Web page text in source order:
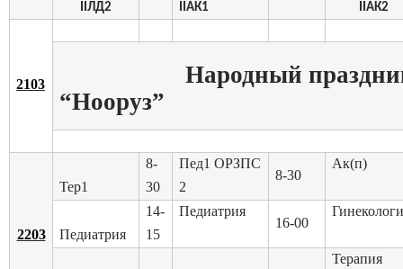
IIЛД2 IIАК1 IIАК2
2103
Народный
“Нооруз”
2203
Тер1
8-
30
Пед1 ОРЗПС
2
8-30
Ак(п)
Педиатрия
14-
15
Педиатрия
16-00
Терапия